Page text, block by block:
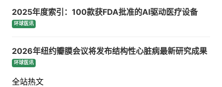
2025年度索引：100款获FDA批准的AI驱动医疗设备
环球医讯
2026年纽约瓣膜会议将发布结构性心脏病最新研究成果
环球医讯
全站热文